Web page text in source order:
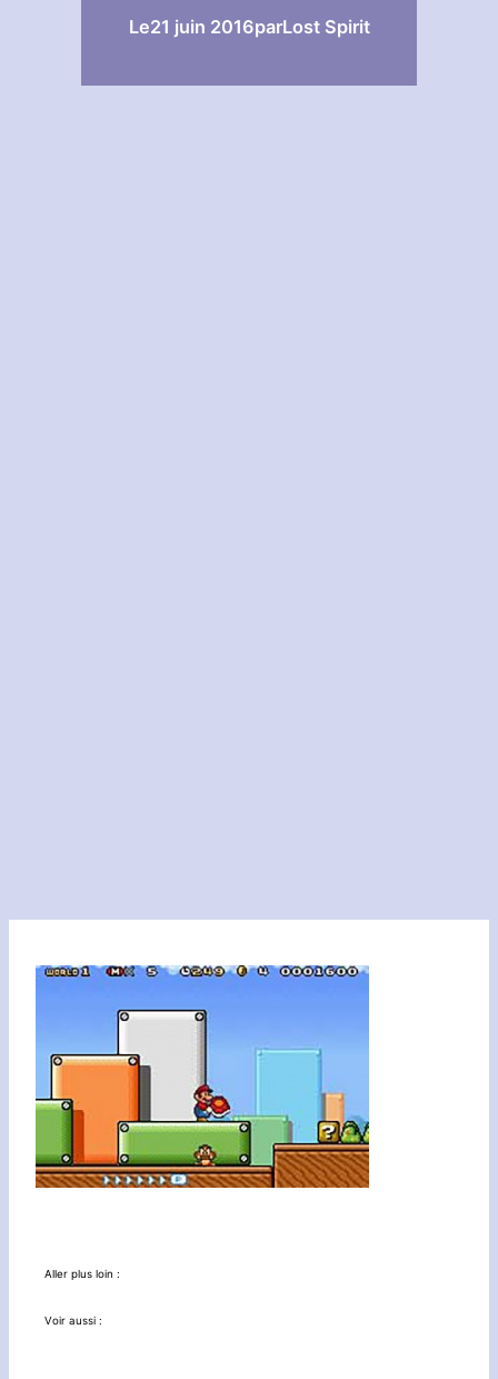
Le21 juin 2016parLost Spirit
Aller plus loin :
Voir aussi :